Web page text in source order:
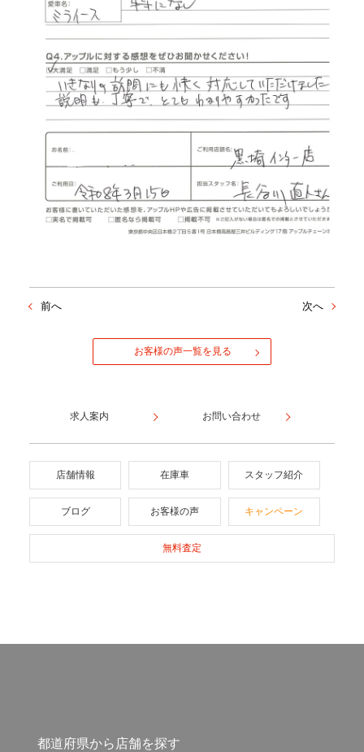
前へ 次へ
お客様の声一覧を見る
求人案内 お問い合わせ
店舗情報 在庫車 スタッフ紹介
ブログ お客様の声 キャンペーン
無料査定
都道府県から店舗を探す